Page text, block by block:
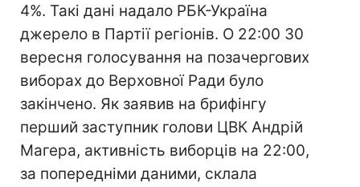
4%. Такі дані надало РБК-Україна
джерело в Партії регіонів. О 22:00 30
вересня голосування на позачергових
виборах до Верховної Ради було
закінчено. Як заявив на брифінгу
перший заступник голови ЦВК Андрій
Магера, активність виборців на 22:00,
за попередніми даними, склала